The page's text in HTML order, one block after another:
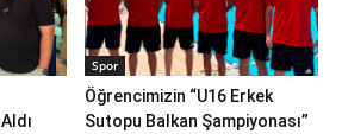
Spor
Öğrencimizin “U16 Erkek
Sutopu Balkan Şampiyonası”